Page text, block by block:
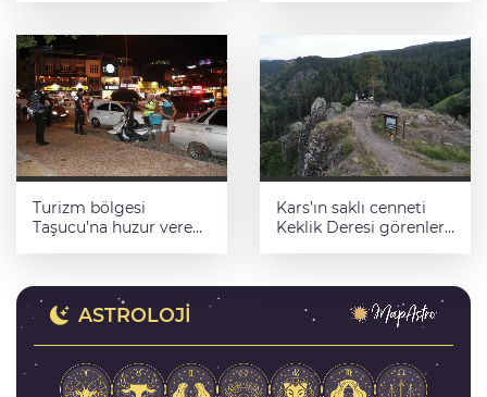
Turizm bölgesi
Taşucu’na huzur veren
Kars’ın saklı cenneti
Keklik Deresi görenleri
ASTROLOJI